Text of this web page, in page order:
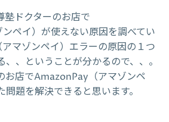
塾ドクターのお店で
ペイ）が使えない原因を調べてい
マゾンペイ）エラーの原因の１つ
、ということが分かるので、、。
お店でAmazonPay（アマゾンペ
題を解決できると思います。